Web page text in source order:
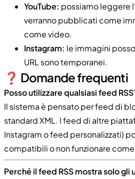
YouTube: possiamo leggere
verranno pubblicati come
come video.
Instagram: le immagini
URL sono temporanei.
❓ Domande frequenti
Posso utilizzare qualsiasi feed
Il sistema è pensato per feed di
standard XML. I feed di altre
Instagram o feed personalizzati)
compatibili o non funzionare
Perché il feed RSS mostra solo gli